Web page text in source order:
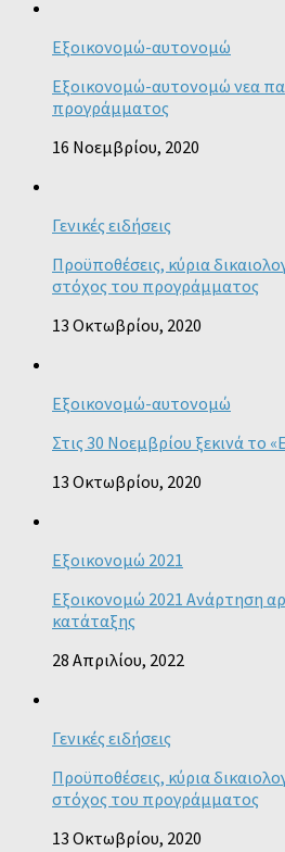
Εξοικονομώ-αυτονομώ
Εξοικονομώ-αυτονομώ νεα
προγράμματος
16 Νοεμβρίου, 2020
Γενικές ειδήσεις
Προϋποθέσεις, κύρια
στόχος του προγράμματος
13 Οκτωβρίου, 2020
Εξοικονομώ-αυτονομώ
Στις 30 Νοεμβρίου ξεκινά το
13 Οκτωβρίου, 2020
Εξοικονομώ 2021
Εξοικονομώ 2021 Ανάρτηση
κατάταξης
28 Απριλίου, 2022
Γενικές ειδήσεις
Προϋποθέσεις, κύρια
στόχος του προγράμματος
13 Οκτωβρίου, 2020